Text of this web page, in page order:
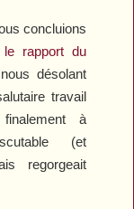
concluions
rapport du
désolant
travail
à
(et
regorgeait